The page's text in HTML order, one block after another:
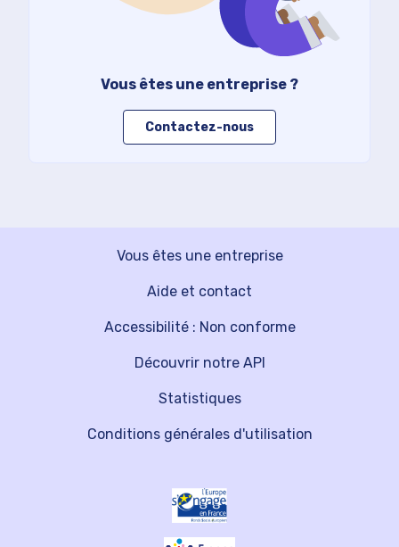
Vous êtes une entreprise ?
Contactez-nous
Vous êtes une entreprise
Découvrir notre API
Aide et contact
Statistiques
Accessibilité : Non conforme
Conditions générales d'utilisation